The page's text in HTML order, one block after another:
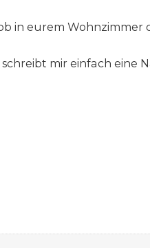
in eurem Wohnzimmer
mir einfach eine